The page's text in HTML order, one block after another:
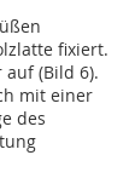
fixiert.
(Bild 6).
mit einer
des